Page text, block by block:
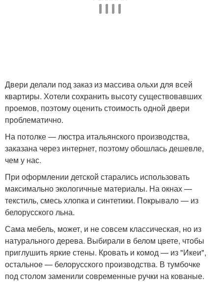
Двери делали под заказ из массива ольхи для всей
квартиры. Хотели сохранить высоту существовавших
проемов, поэтому оценить стоимость одной двери
проблематично.
На потолке — люстра итальянского производства,
заказана через интернет, поэтому обошлась дешевле,
чем у нас.
При оформлении детской старались использовать
максимально экологичные материалы. На окнах —
текстиль, смесь хлопка и синтетики. Покрывало — из
белорусского льна.
Сама мебель, может, и не совсем классическая, но из
натурального дерева. Выбирали в белом цвете, чтобы
приглушить яркие стены. Кровать и комод — из "Икеи",
остальное — белорусского производства. В тумбочке
под столом заменили современные ручки на кованые.